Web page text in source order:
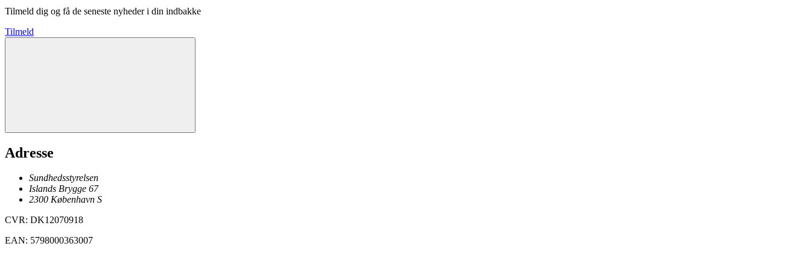
Tilmeld dig og få de seneste nyheder i din indbakke
Tilmeld
Adresse
Sundhedsstyrelsen
Islands Brygge 67
2300 København S
CVR: DK12070918
EAN: 5798000363007